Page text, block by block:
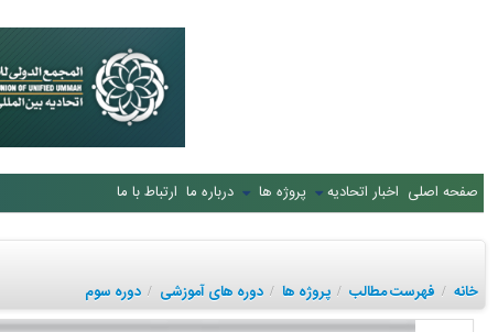
صفحه اصلی اخبار اتحادیه پروژه ها درباره ما ارتباط با ما
خانه / فهرست مطالب / پروژه ها / دوره های آموزشی / دوره سوم